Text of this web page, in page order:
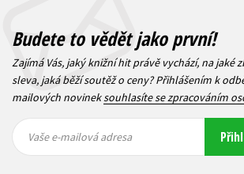
Budete to vědět jako první!
Zajímá Vás, jaký knižní hit právě vychází, na jaké
sleva, jaká běží soutěž o ceny? Přihlášením k
mailových novineksouhlasíte se zpracováním
mailová
mailová
Vaše e-mailová adresa